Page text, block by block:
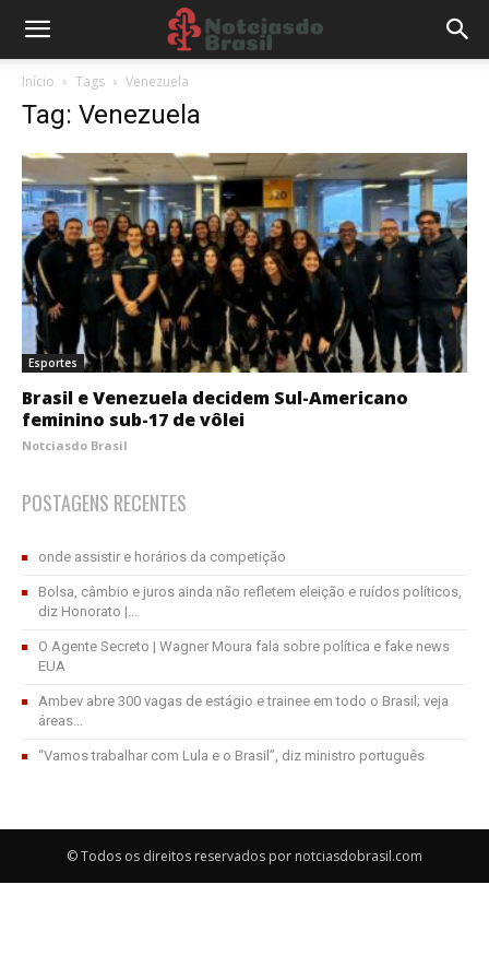
Início Tags Venezuela
Tag: Venezuela
Esportes
Brasil e Venezuela decidem Sul-Americano
feminino sub-17 de vôlei
Notciasdo Brasil
POSTAGENS RECENTES
onde assistir e horários da competição
Bolsa, câmbio e juros ainda não refletem eleição e ruídos políticos,
diz Honorato |...
O Agente Secreto | Wagner Moura fala sobre política e fake news
EUA
Ambev abre 300 vagas de estágio e trainee em todo o Brasil; veja
áreas...
“Vamos trabalhar com Lula e o Brasil”, diz ministro português
© Todos os direitos reservados por notciasdobrasil.com